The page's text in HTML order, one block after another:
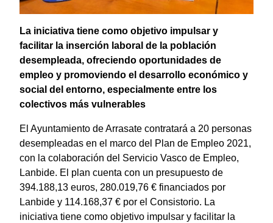
La iniciativa tiene como objetivo impulsar y
facilitar la inserción laboral de la población
desempleada, ofreciendo oportunidades de
empleo y promoviendo el desarrollo económico y
social del entorno, especialmente entre los
colectivos más vulnerables
El Ayuntamiento de Arrasate contratará a 20 personas
desempleadas en el marco del Plan de Empleo 2021,
con la colaboración del Servicio Vasco de Empleo,
Lanbide. El plan cuenta con un presupuesto de
394.188,13 euros, 280.019,76 € financiados por
Lanbide y 114.168,37 € por el Consistorio. La
iniciativa tiene como objetivo impulsar y facilitar la